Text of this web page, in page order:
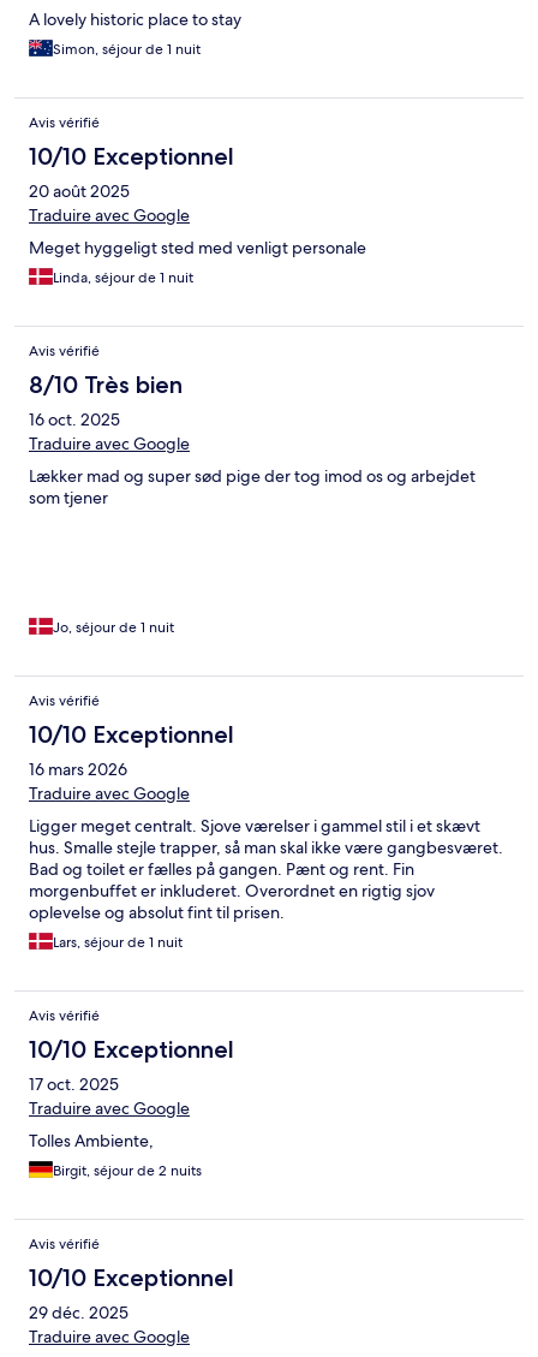
A lovely historic place to stay
Simon, séjour de 1 nuit
Avis vérifié
10/10 Exceptionnel
20 août 2025
Traduire avec Google
Meget hyggeligt sted med venligt personale
Linda, séjour de 1 nuit
Avis vérifié
8/10 Très bien
16 oct. 2025
Traduire avec Google
Lækker mad og super sød pige der tog imod os og arbejdet
som tjener
Jo, séjour de 1 nuit
Avis vérifié
10/10 Exceptionnel
16 mars 2026
Traduire avec Google
Ligger meget centralt. Sjove værelser i gammel stil i et skævt
hus. Smalle stejle trapper, så man skal ikke være gangbesværet.
Bad og toilet er fælles på gangen. Pænt og rent. Fin
morgenbuffet er inkluderet. Overordnet en rigtig sjov
oplevelse og absolut fint til prisen.
Lars, séjour de 1 nuit
Avis vérifié
10/10 Exceptionnel
17 oct. 2025
Traduire avec Google
Tolles Ambiente,
Birgit, séjour de 2 nuits
Avis vérifié
10/10 Exceptionnel
29 déc. 2025
Traduire avec Google